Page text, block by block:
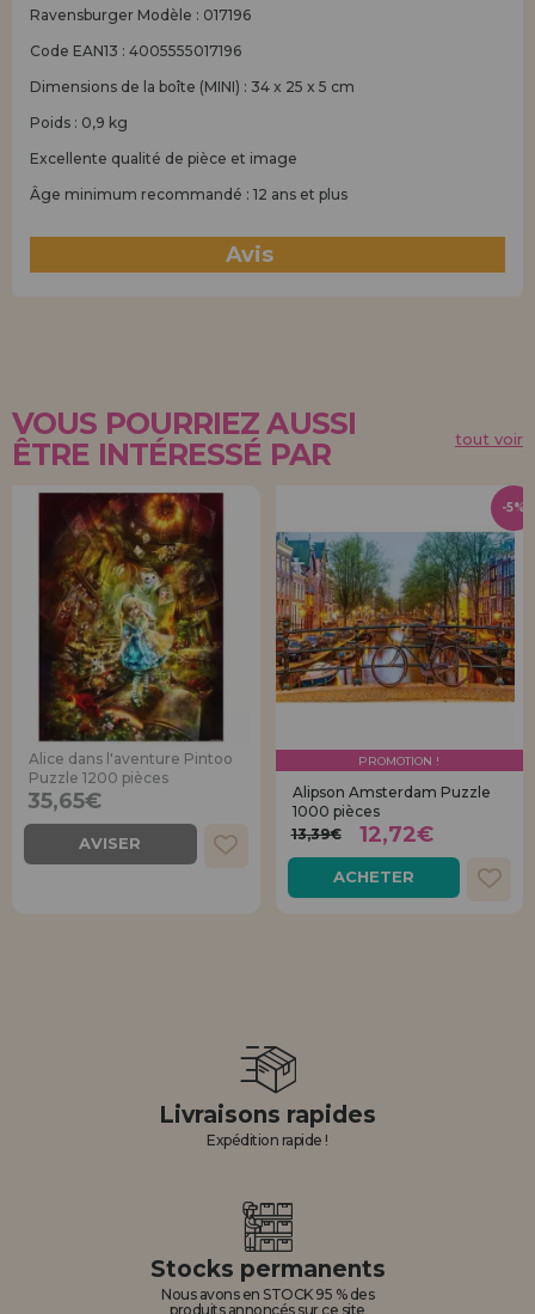
Ravensburger Modèle : 017196
Code EAN13 : 4005555017196
Dimensions de la boîte (MINI) : 34 x 25 x 5 cm
Poids : 0,9 kg
Excellente qualité de pièce et image
Âge minimum recommandé : 12 ans et plus
Avis
VOUS POURRIEZ AUSSI
ÊTRE INTÉRESSÉ PAR
tout voir
Alice dans l'aventure Pintoo
Puzzle 1200 pièces
35,65€
AVISER
PROMOTION !
Alipson Amsterdam Puzzle
1000 pièces
13,39€
12,72€
ACHETER
-5%
Livraisons rapides
Expédition rapide !
Stocks permanents
Nous avons en STOCK 95 % des
produits annoncés sur ce site